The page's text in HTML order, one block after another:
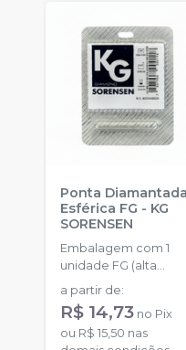
Ponta Diamantada
Esférica FG - KG
SORENSEN
Embalagem com 1
unidade FG (alta
rotação).
a partir de:
R$ 14,73 no Pix
ou R$ 15,50 nas